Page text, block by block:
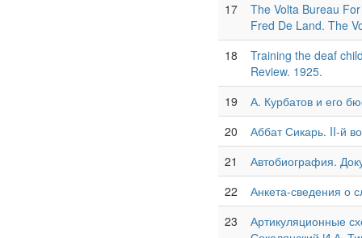
17
The Volta Bureau
Fred De Land. The
18
Training the deaf
Review. 1925.
19
А. Курбатов и его
20
Аббат Сикарь. II-й
21
Автобиография.
22
Анкета-сведения о
23
Артикуляционные